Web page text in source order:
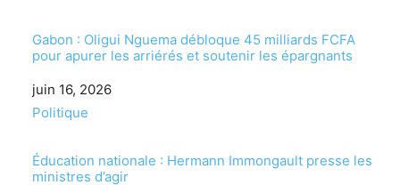
Gabon : Oligui Nguema débloque 45 milliards FCFA
pour apurer les arriérés et soutenir les épargnants
Date
juin 16, 2026
Par rapport à
Politique
Éducation nationale : Hermann Immongault presse les
ministres d’agir